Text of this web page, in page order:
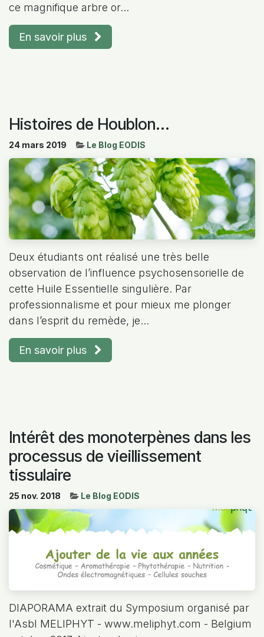
ce magnifique arbre or...
En savoir plus
Histoires de Houblon...
24 mars 2019 Le Blog EODIS
Deux étudiants ont réalisé une très belle
observation de l’influence psychosensorielle de
cette Huile Essentielle singulière. Par
professionnalisme et pour mieux me plonger
dans l’esprit du remède, je...
En savoir plus
Intérêt des monoterpènes dans les
processus de vieillissement
tissulaire
25 nov. 2018 Le Blog EODIS
DIAPORAMA extrait du Symposium organisé par
l'Asbl MELIPHYT - www.meliphyt.com - Belgium